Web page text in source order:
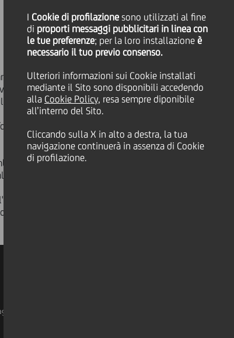
I Cookie di profilazione sono utilizzati al fine
di proporti messaggi pubblicitari in linea con
le tue preferenze; per la loro installazione è
necessario il tuo previo consenso.
Ulteriori informazioni sui Cookie installati
mediante il Sito sono disponibili accedendo
alla Cookie Policy, resa sempre diponibile
all’interno del Sito.
Cliccando sulla X in alto a destra, la tua
navigazione continuerà in assenza di Cookie
di profilazione.
a oltre 300 km/h su
la monoposto: una
a Milano.
sulla passione per le
di tecnologia
17.00.
e sulla
"Legati nella passione.